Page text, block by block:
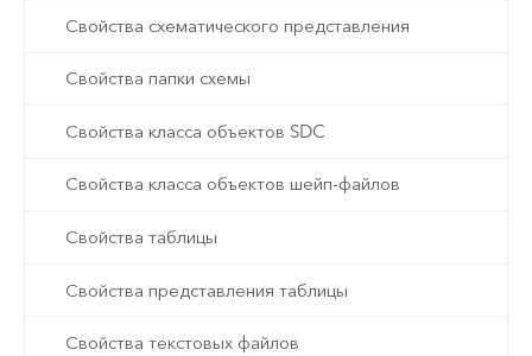
Свойства схематического представления
Свойства папки схемы
Свойства класса объектов SDC
Свойства класса объектов шейп-файлов
Свойства таблицы
Свойства представления таблицы
Свойства текстовых файлов